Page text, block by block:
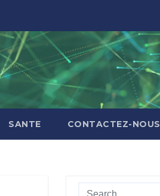
SANTE CONTACTEZ-NOUS